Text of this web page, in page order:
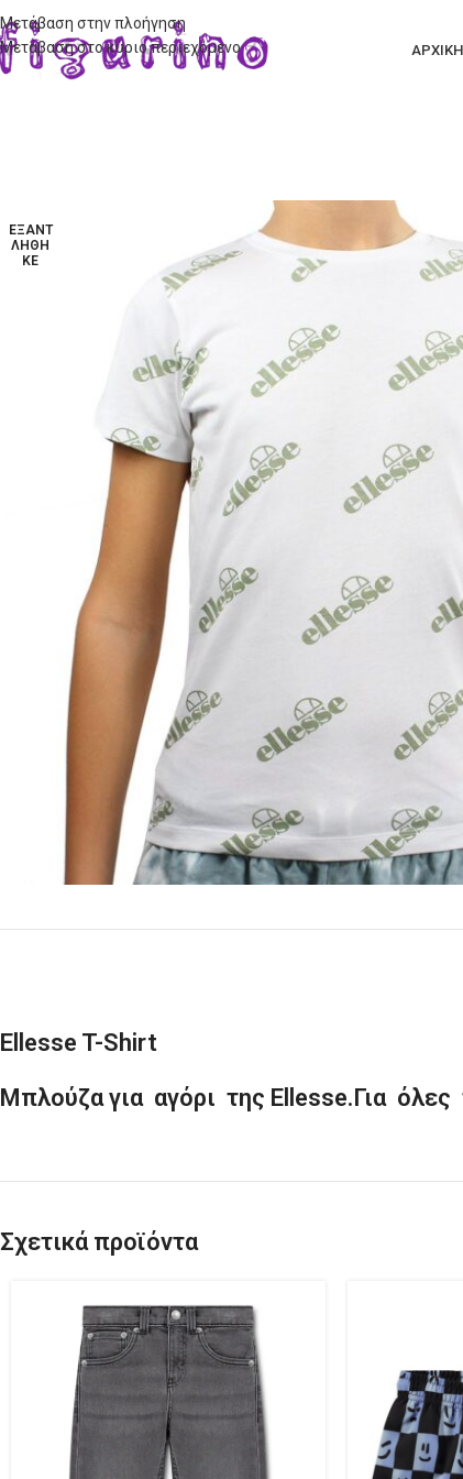
Μετάβαση στην πλοήγηση
Μετάβαση στο κύριο περιεχόμενο
ΑΡΧΙΚΗ
ΕΞΑΝΤ
ΛΉΘΗ
ΚΕ
Ellesse T-Shirt
Μπλούζα για αγόρι της Ellesse.Για
Σχετικά προϊόντα